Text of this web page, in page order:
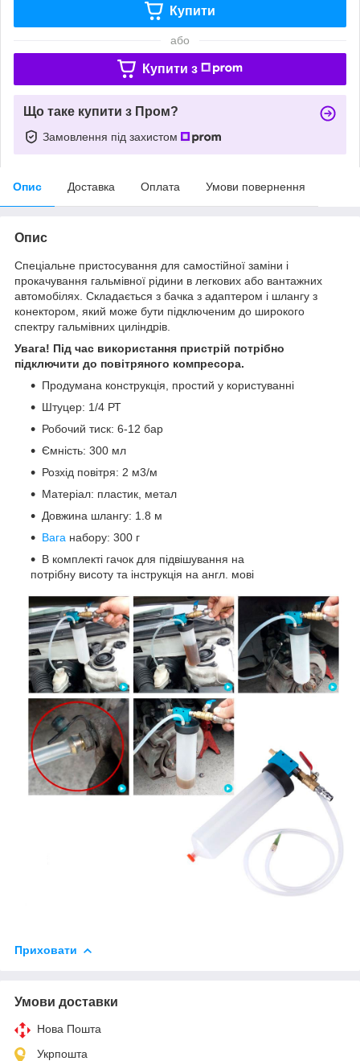
Купити
або
Купити з
Що таке купити з Пром?
Замовлення під захистом
Опис Доставка Оплата Умови повернення
Опис
Спеціальне пристосування для самостійної заміни і
прокачування гальмівної рідини в легкових або вантажних
автомобілях. Складається з бачка з адаптером і шлангу з
конектором, який може бути підключеним до широкого
спектру гальмівних циліндрів.
Увага! Під час використання пристрій потрібно
підключити до повітряного компресора.
Продумана конструкція, простий у користуванні
Штуцер: 1/4 РТ
Робочий тиск: 6-12 бар
Ємність: 300 мл
Розхід повітря: 2 м3/м
Матеріал: пластик, метал
Довжина шлангу: 1.8 м
Вага набору: 300 г
В комплекті гачок для підвішування на
потрібну висоту та інструкція на англ. мові
Приховати
Умови доставки
Нова Пошта
Укрпошта